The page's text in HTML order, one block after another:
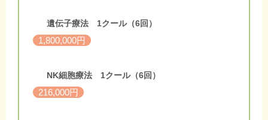
遺伝子療法 1クール（6回）
1,800,000円
NK細胞療法 1クール（6回）
216,000円